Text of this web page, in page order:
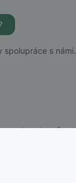
spolupráce s námi.
údajů